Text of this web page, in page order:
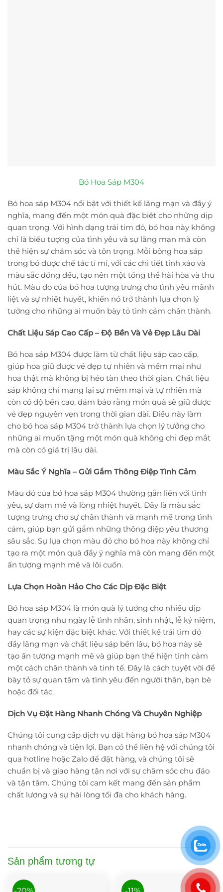
Bó Hoa Sáp M304
Bó hoa sáp M304 nổi bật với thiết kế lãng mạn và đầy ý
nghĩa, mang đến một món quà đặc biệt cho những dịp
quan trọng. Với hình dạng trái tim đỏ, bó hoa này không
chỉ là biểu tượng của tình yêu và sự lãng mạn mà còn
thể hiện sự chăm sóc và tôn trọng. Mỗi bông hoa sáp
trong bó được chế tác tỉ mỉ, với các chi tiết tinh xảo và
màu sắc đồng đều, tạo nên một tổng thể hài hòa và thu
hút. Màu đỏ của bó hoa tượng trưng cho tình yêu mãnh
liệt và sự nhiệt huyết, khiến nó trở thành lựa chọn lý
tưởng cho những ai muốn bày tỏ tình cảm chân thành.
Chất Liệu Sáp Cao Cấp – Độ Bền Và Vẻ Đẹp Lâu Dài
Bó hoa sáp M304 được làm từ chất liệu sáp cao cấp,
giúp hoa giữ được vẻ đẹp tự nhiên và mềm mại như
hoa thật mà không bị héo tàn theo thời gian. Chất liệu
sáp không chỉ mang lại sự mềm mại và tự nhiên mà
còn có độ bền cao, đảm bảo rằng món quà sẽ giữ được
vẻ đẹp nguyên vẹn trong thời gian dài. Điều này làm
cho bó hoa sáp M304 trở thành lựa chọn lý tưởng cho
những ai muốn tặng một món quà không chỉ đẹp mắt
mà còn có giá trị lâu dài.
Màu Sắc Ý Nghĩa – Gửi Gắm Thông Điệp Tình Cảm
Màu đỏ của bó hoa sáp M304 thường gắn liền với tình
yêu, sự đam mê và lòng nhiệt huyết. Đây là màu sắc
tượng trưng cho sự chân thành và mạnh mẽ trong tình
cảm, giúp bạn gửi gắm những thông điệp yêu thương
sâu sắc. Sự lựa chọn màu đỏ cho bó hoa này không chỉ
tạo ra một món quà đầy ý nghĩa mà còn mang đến một
ấn tượng mạnh mẽ và lôi cuốn.
Lựa Chọn Hoàn Hảo Cho Các Dịp Đặc Biệt
Bó hoa sáp M304 là món quà lý tưởng cho nhiều dịp
quan trọng như ngày lễ tình nhân, sinh nhật, lễ kỷ niệm,
hay các sự kiện đặc biệt khác. Với thiết kế trái tim đỏ
đầy lãng mạn và chất liệu sáp bền lâu, bó hoa này sẽ
tạo ấn tượng mạnh mẽ và giúp bạn thể hiện tình cảm
một cách chân thành và tinh tế. Đây là cách tuyệt vời để
bày tỏ sự quan tâm và tình yêu đến người thân, bạn bè
hoặc đối tác.
Dịch Vụ Đặt Hàng Nhanh Chóng Và Chuyên Nghiệp
Chúng tôi cung cấp dịch vụ đặt hàng bó hoa sáp M304
nhanh chóng và tiện lợi. Bạn có thể liên hệ với chúng tôi
qua hotline hoặc Zalo để đặt hàng, và chúng tôi sẽ
chuẩn bị và giao hàng tận nơi với sự chăm sóc chu đáo
và tận tâm. Chúng tôi cam kết mang đến sản phẩm
chất lượng và sự hài lòng tối đa cho khách hàng.
Sản phẩm tương tự